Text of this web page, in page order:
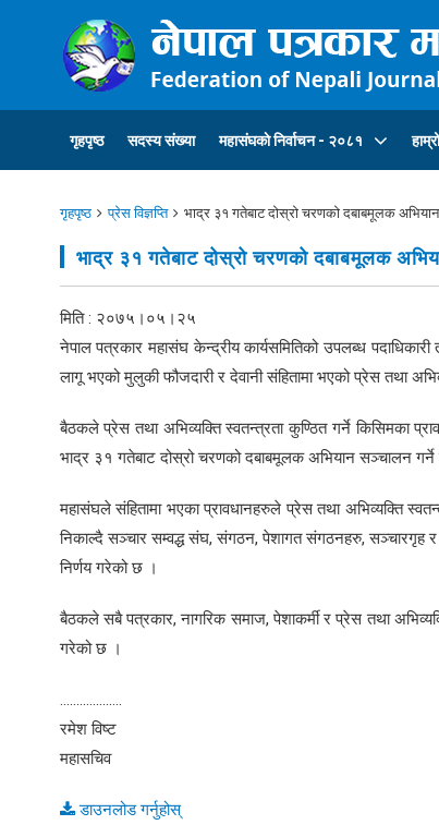
गृहपृष्ठ सदस्य संख्या महासंघकाे निर्वाचन - २०८१
गृहपृष्ठ प्रेस विज्ञप्ति भाद्र ३१ गतेबाट दोस्रो चरणको दबाबमूलक अभियान
भाद्र ३१ गतेबाट दोस्रो चरणको दबाबमूलक
मिति : २०७५।०५।२५
नेपाल पत्रकार महासंघ केन्द्रीय कार्यसमितिको उपलब्ध
लागू भएको मुलुकी फौजदारी र देवानी संहितामा भएको प्रेस तथा
बैठकले प्रेस तथा अभिव्यक्ति स्वतन्त्रता कुण्ठित गर्ने किसिमका
भाद्र ३१ गतेबाट दोस्रो चरणको दबाबमूलक अभियान सञ्चालन गर्ने
महासंघले संहितामा भएका प्रावधानहरुले प्रेस तथा अभिव्यक्ति
निकाल्दै सञ्चार सम्वद्ध संघ, संगठन, पेशागत संगठनहरु, सञ्चारगृह
निर्णय गरेको छ ।
बैठकले सबै पत्रकार, नागरिक समाज, पेशाकर्मी र प्रेस तथा
गरेको छ ।
...................
रमेश विष्ट
महासचिव
डाउनलोड गर्नुहोस्